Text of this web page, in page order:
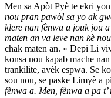
Men sa Apòt Pyè te ekri
nou pran pawòl sa yo ak
klere nan fènwa a jouk jou
maten an va leve nan kè nou
chak maten an. » Depi Li
konsa nou kapab mache
trankilite, avèk espwa. Se
sou nou, se paske Limyè a
fènwa a. Men, fènwa a pa t’